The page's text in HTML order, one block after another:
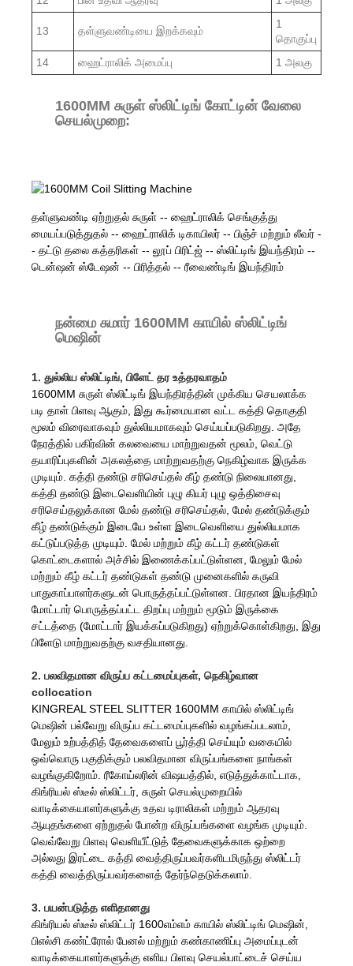
13 தள்ளுவண்டியை இறக்கவும்
1
தொகுப்பு
14
ஹைட்ராலிக் அமைப்பு 1 அலகு
1600MM சுருள் ஸ்லிட்டிங் கோட்டின் வேலை
செயல்முறை:
தள்ளுவண்டி ஏற்றுதல் சுருள் -- ஹைட்ராலிக் செங்குத்து
மையப்படுத்துதல் -- ஹைட்ராலிக் டிகாயிலர் -- பிஞ்ச் மற்றும் லீவர் -
- தட்டு தலை கத்தரிகள் -- லூப் பிரிட்ஜ் -- ஸ்லிட்டிங் இயந்திரம் --
டென்ஷன் ஸ்டேஷன் -- பிரித்தல் -- ரீவைண்டிங் இயந்திரம்
நன்மை சுமார் 1600MM காயில் ஸ்லிட்டிங்
மெஷின்
1. துல்லிய ஸ்லிட்டிங், பிளேட் தர உத்தரவாதம்
1600MM சுருள் ஸ்லிட்டிங் இயந்திரத்தின் முக்கிய செயலாக்க
படி தாள் பிளவு ஆகும், இது கூர்மையான வட்ட கத்தி தொகுதி
மூலம் விரைவாகவும் துல்லியமாகவும் செய்யப்படுகிறது. அதே
நேரத்தில் பகிர்வின் கலவையை மாற்றுவதன் மூலம், வெட்டு
தயாரிப்புகளின் அகலத்தை மாற்றுவதற்கு நெகிழ்வாக இருக்க
முடியும். கத்தி தண்டு சரிசெய்தல் கீழ் தண்டு நிலையானது,
கத்தி தண்டு இடைவெளியின் புழு கியர் புழு ஒத்திசைவு
சரிசெய்தலுக்கான மேல் தண்டு சரிசெய்தல், மேல் தண்டுக்கும்
கீழ் தண்டுக்கும் இடையே உள்ள இடைவெளியை துல்லியமாக
கட்டுப்படுத்த முடியும். மேல் மற்றும் கீழ் கட்டர் தண்டுகள்
கொட்டைகளால் அச்சில் இணைக்கப்பட்டுள்ளன, மேலும் மேல்
மற்றும் கீழ் கட்டர் தண்டுகள் தண்டு முனைகளில் கருவி
பாதுகாப்பாளர்களுடன் பொருத்தப்பட்டுள்ளன. பிரதான இயந்திரம்
மோட்டார் பொருத்தப்பட்ட திறப்பு மற்றும் மூடும் இருக்கை
சட்டத்தை (மோட்டார் இயக்கப்படுகிறது) ஏற்றுக்கொள்கிறது, இது
பிளேடு மாற்றுவதற்கு வசதியானது.
2. பலவிதமான விருப்ப கட்டமைப்புகள், நெகிழ்வான
collocation
KINGREAL STEEL SLITTER 1600MM காயில் ஸ்லிட்டிங்
மெஷின் பல்வேறு விருப்ப கட்டமைப்புகளில் வழங்கப்படலாம்,
மேலும் உற்பத்தித் தேவைகளைப் பூர்த்தி செய்யும் வகையில்
ஒவ்வொரு பகுதிக்கும் பலவிதமான விருப்பங்களை நாங்கள்
வழங்குகிறோம். ரீகோய்லரின் விஷயத்தில், எடுத்துக்காட்டாக,
கிங்ரியல் ஸ்டீல் ஸ்லிட்டர், சுருள் செயல்முறையில்
வாடிக்கையாளர்களுக்கு உதவ டிராலிகள் மற்றும் ஆதரவு
ஆயுதங்களை ஏற்றுதல் போன்ற விருப்பங்களை வழங்க முடியும்.
வெவ்வேறு பிளவு வெளியீட்டுத் தேவைகளுக்காக ஒற்றை
அல்லது இரட்டை கத்தி வைத்திருப்பவர்களிடமிருந்து ஸ்லிட்டர்
கத்தி வைத்திருப்பவர்களைத் தேர்ந்தெடுக்கலாம்.
3. பயன்படுத்த எளிதானது
கிங்ரியல் ஸ்டீல் ஸ்லிட்டர் 1600எம்எம் காயில் ஸ்லிட்டிங் மெஷின்,
பிஎல்சி கண்ட்ரோல் பேனல் மற்றும் கண்காணிப்பு அமைப்புடன்
வாடிக்கையாளர்களுக்கு எளிய பிளவு செயல்பாட்டைச் செய்ய